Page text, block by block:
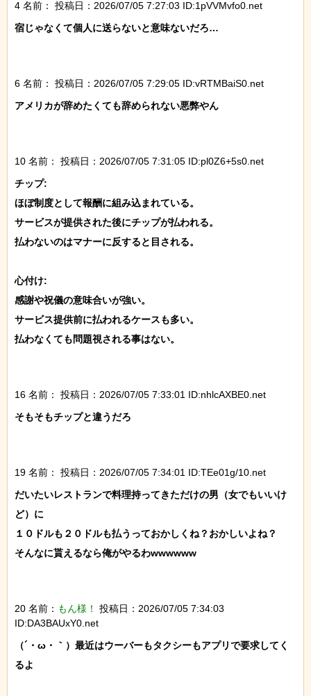
4 名前：
投稿日：2026/07/05 7:27:03 ID:1pVVMvfo0.net
宿じゃなくて個人に送らないと意味ないだろ…
6 名前：
投稿日：2026/07/05 7:29:05 ID:vRTMBaiS0.net
アメリカが辞めたくても辞められない悪弊やん
10 名前：
投稿日：2026/07/05 7:31:05 ID:pl0Z6+5s0.net
チップ:
ほぼ制度として報酬に組み込まれている。
サービスが提供された後にチップが払われる。
払わないのはマナーに反すると目される。
心付け:
感謝や祝儀の意味合いが強い。
サービス提供前に払われるケースも多い。
払わなくても問題視される事はない。
16 名前：
投稿日：2026/07/05 7:33:01 ID:nhlcAXBE0.net
そもそもチップと違うだろ
19 名前：
投稿日：2026/07/05 7:34:01 ID:TEe01g/10.net
だいたいレストランで料理持ってきただけの男（女でもいいけ
ど）に
１０ドルも２０ドルも払うっておかしくね？おかしいよね？
そんなに貰えるなら俺がやるわwwwwww
20 名前： もん様！
投稿日：2026/07/05 7:34:03
ID:DA3BAUxY0.net
（´・ω・｀）最近はウーバーもタクシーもアプリで要求してく
るよ